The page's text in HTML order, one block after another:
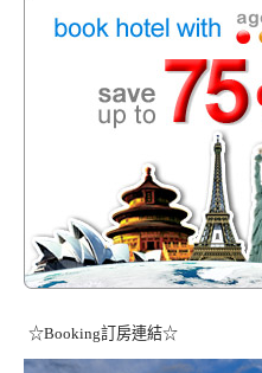
☆Booking訂房連結☆